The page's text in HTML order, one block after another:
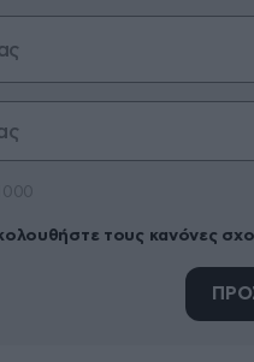
τους κανόνες